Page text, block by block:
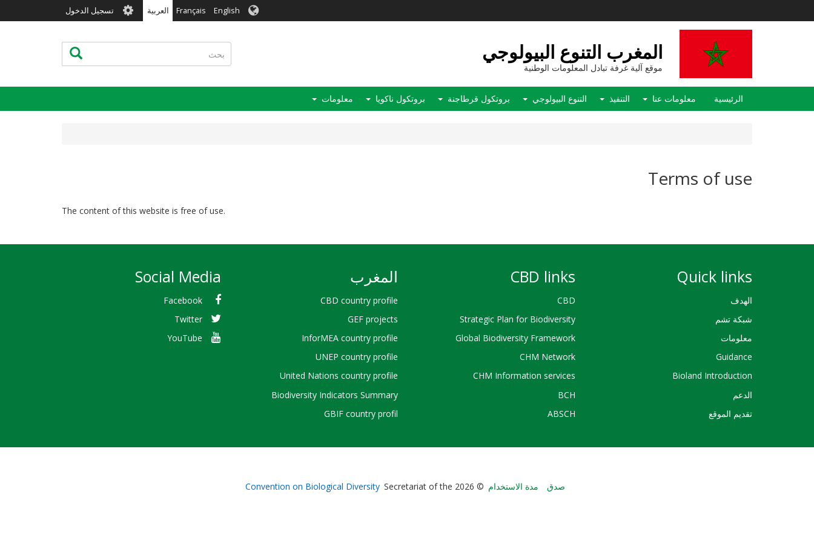
English
Français العربية User
account
menu
تسجيل الدخول
المغرب التنوع البيولوجي
موقع آلية غرفة تبادل المعلومات الوطنية
بحث بحث
Main
navigation
الرئيسية معلومات عنا التنفيذ التنوع البيولوجي بروتكول قرطاجنة بروتكول ناكويا معلومات
Terms of use
The content of this website is free of use.
Quick links
الهدف
شبكة تشم
معلومات
Guidance
Bioland Introduction
الدعم
تقديم الموقع
CBD links
CBD
Strategic Plan for Biodiversity
Global Biodiversity Framework
CHM Network
CHM Information services
BCH
ABSCH
المغرب
CBD country profile
GEF projects
InforMEA country profile
UNEP country profile
United Nations country profile
Biodiversity Indicators Summary
GBIF country profil
Social Media
Facebook
Twitter
YouTube
Bioland صدق مدة الاستخدام © 2026 Secretariat of the
Convention on Biological Diversity